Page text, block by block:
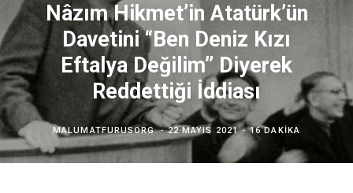
Nâzım Hikmet’in Atatürk’ün
Davetini “Ben Deniz Kızı
Eftalya Değilim” Diyerek
Reddettiği İddiası
MALUMATFURUSORG 22 MAYIS 2021 16 DAKIKA